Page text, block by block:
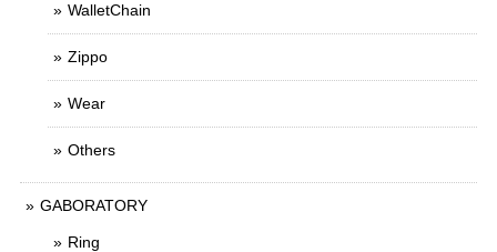
WalletChain
Zippo
Wear
Others
GABORATORY
Ring